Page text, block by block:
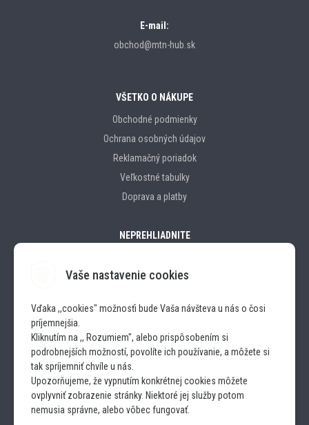
Vaše nastavenie cookies
Vďaka ,,cookies" možnosťi bude Vaša návšteva u nás o čosi
príjemnejšia.
Kliknutím na ,, Rozumiem", alebo prispôsobením si
podrobnejších možností, povolíte ich používanie, a môžete si
tak spríjemniť chvíle u nás.
Upozorňujeme, že vypnutím konkrétnej cookies môžete
ovplyvniť zobrazenie stránky. Niektoré jej služby potom
nemusia správne, alebo vôbec fungovať.
E-mail:
obchod@mtn-hub.sk
VŠETKO O NÁKUPE
Obchodné podmienky
Ochrana osobných údajov
Reklamačný poriadok
Veľkostné tabulky
Doprava a platby
NEPREHLIADNITE
INSTAGRAM
FACEBOOK